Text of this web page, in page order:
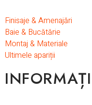
Finisaje & Amenajări
Baie & Bucătărie
Montaj & Materiale
Ultimele apariții